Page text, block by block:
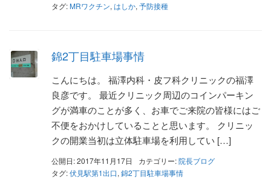
タグ:MRワクチン, はしか, 予防接種
錦2丁目駐車場事情
こんにちは。 福澤内科・皮フ科クリニックの福澤
良彦です。 最近クリニック周辺のコインパーキン
グが満車のことが多く、お車でご来院の皆様にはご
不便をおかけしていることと思います。 クリニッ
クの開業当初は立体駐車場を利用してい […]
公開日: 2017年11月17日 カテゴリー:院長ブログ
タグ:伏見駅第1出口, 錦2丁目駐車場事情